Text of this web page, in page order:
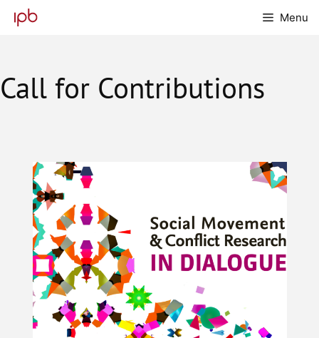
Menu
Call for Contributions